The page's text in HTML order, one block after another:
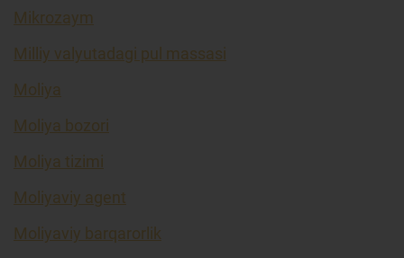
Mikrozaym
Milliy valyutadagi pul massasi
Moliya
Moliya bozori
Moliya tizimi
Moliyaviy agent
Moliyaviy barqarorlik